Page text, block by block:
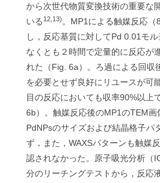
から次世代物質変換技術の重要な
いる 12,13)。MP1による触媒反応
し，反応基質に対してPd 0.01モ
なくとも２時間で定量的に反応が
れた（Fig. 6a）。ろ過による回収
を必要とせず良好にリユースが可
目の反応においても収率90%以上
6b）。触媒反応後のMP1のTEM画
PdNPsのサイズおよび結晶格子パ
ず，また，WAXSパターンも触媒
認されなかった。原子吸光分析（
分のリーチングテストから，反応